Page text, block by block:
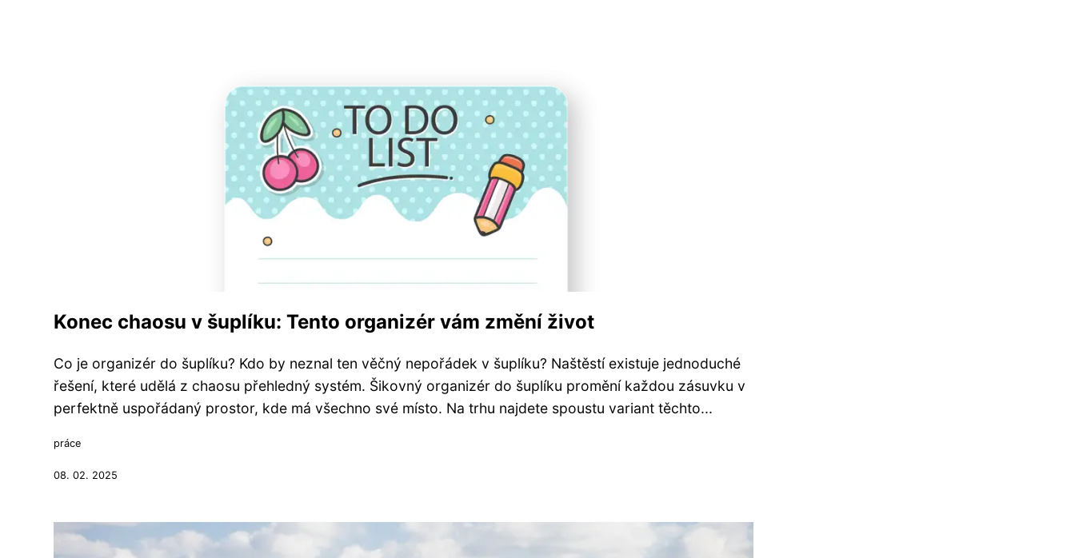
Konec chaosu v šuplíku: Tento organizér vám změní život
Co je organizér do šuplíku? Kdo by neznal ten věčný nepořádek v šuplíku? Naštěstí existuje jednoduché
řešení, které udělá z chaosu přehledný systém. Šikovný organizér do šuplíku promění každou zásuvku v
perfektně uspořádaný prostor, kde má všechno své místo. Na trhu najdete spoustu variant těchto...
práce
08. 02. 2025